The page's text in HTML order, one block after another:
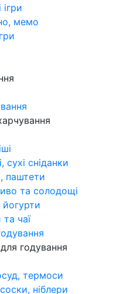
мемо
сухі сніданки
паштети
та солодощі
чаї
годування
термоси
ніблери